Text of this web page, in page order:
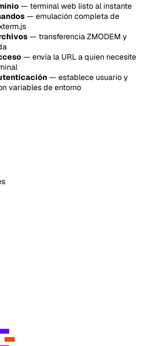
— terminal web listo al instante
— emulación completa de
— transferencia ZMODEM y
— envía la URL a quien necesite
— establece usuario y
variables de entorno